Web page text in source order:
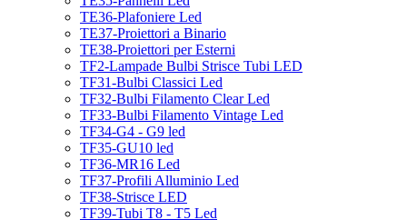
TE36-Plafoniere Led
TE37-Proiettori a Binario
TE38-Proiettori per Esterni
TF2-Lampade Bulbi Strisce Tubi LED
TF31-Bulbi Classici Led
TF32-Bulbi Filamento Clear Led
TF33-Bulbi Filamento Vintage Led
TF34-G4 - G9 led
TF35-GU10 led
TF36-MR16 Led
TF37-Profili Alluminio Led
TF38-Strisce LED
TF39-Tubi T8 - T5 Led